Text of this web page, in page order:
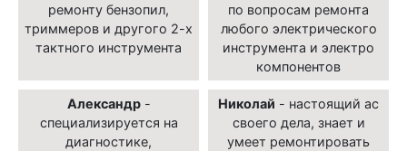
ремонту бензопил,
триммеров и другого 2-х
тактного инструмента
по вопросам ремонта
любого электрического
инструмента и электро
компонентов
Александр-
специализируется на
диагностике,
Николай - настоящий ас
своего дела, знает и
умеет ремонтировать